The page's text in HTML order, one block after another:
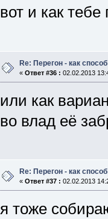
вот и как тебе
Re: Перегон - как
« Ответ #36 : 02.02.2013
или как
во влад её
Re: Перегон - как
« Ответ #37 : 02.02.2013
я тоже